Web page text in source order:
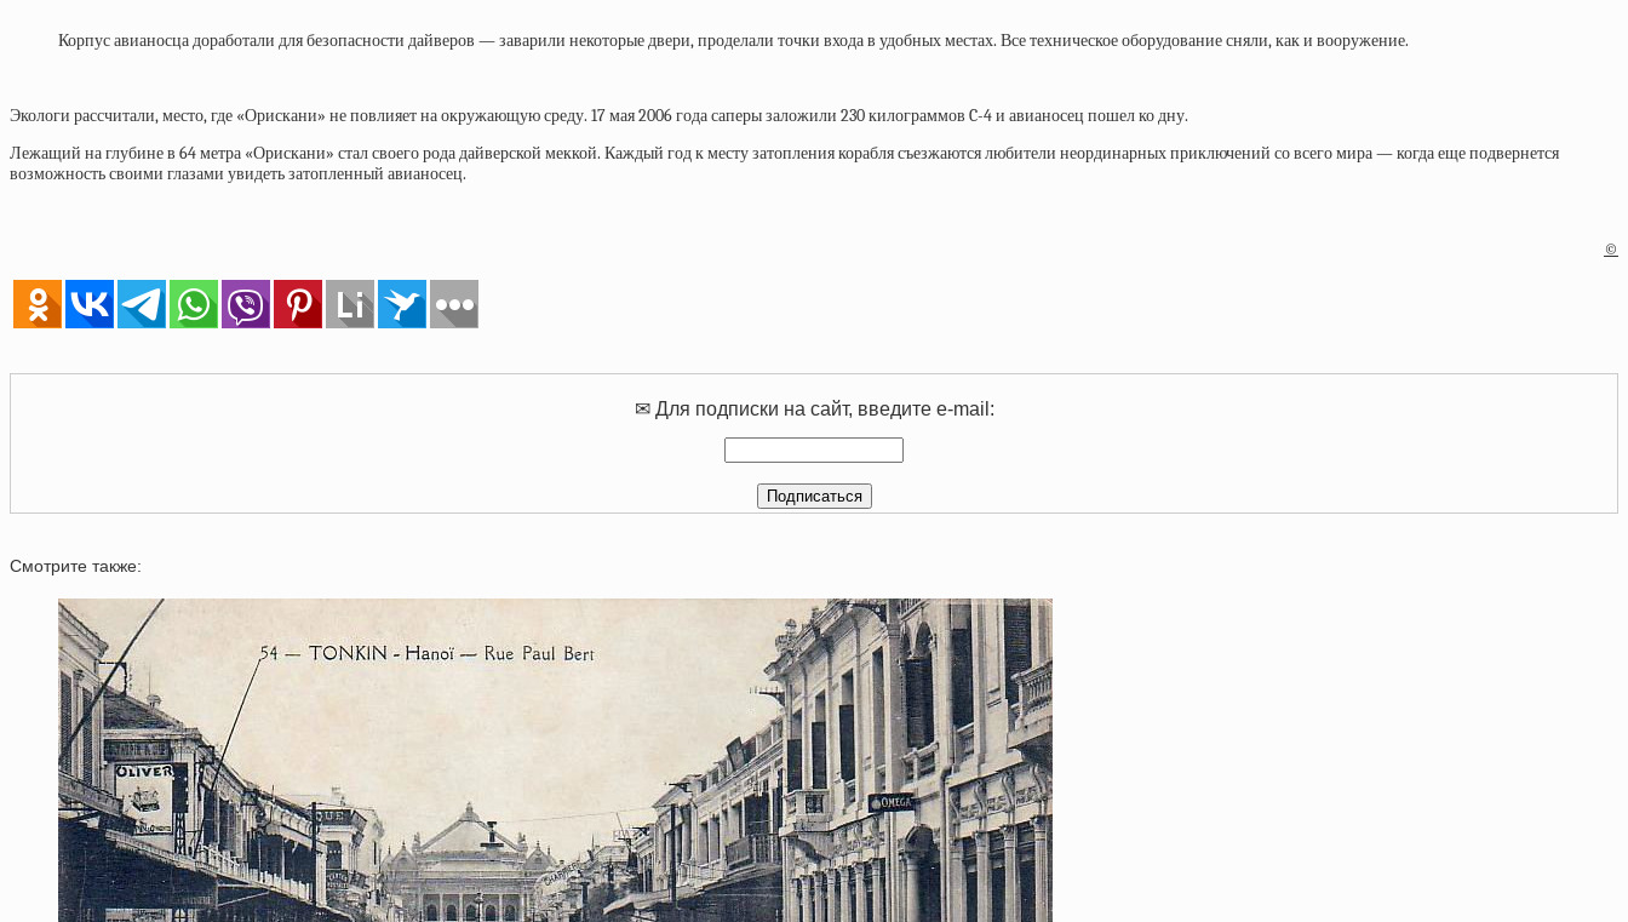
Корпус авианосца доработали для безопасности дайверов — заварили некоторые двери, проделали точки входа в удобных местах. Все техническое оборудование сняли, как и вооружение.
Экологи рассчитали, место, где «Орискани» не повлияет на окружающую среду. 17 мая 2006 года саперы заложили 230 килограммов C-4 и авианосец пошел ко дну.
Лежащий на глубине в 64 метра «Орискани» стал своего рода дайверской меккой. Каждый год к месту затопления корабля съезжаются любители неординарных приключений со всего мира — когда еще подвернется
возможность своими глазами увидеть затопленный авианосец.
©
✉ Для подписки на сайт, введите e-mail:
Смотрите также: